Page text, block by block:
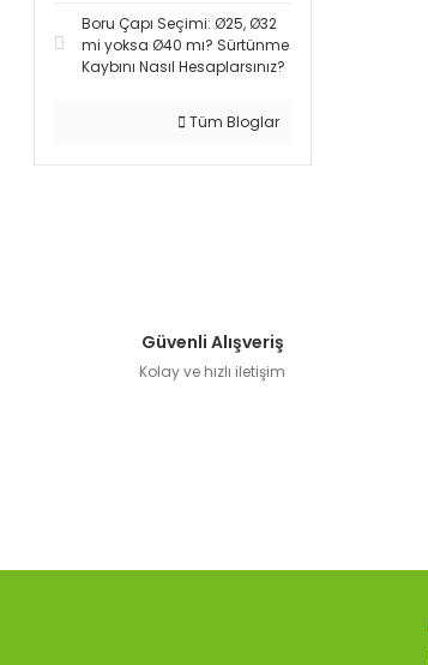
Boru Çapı Seçimi: Ø25, Ø32
mi yoksa Ø40 mı? Sürtünme
Kaybını Nasıl Hesaplarsınız?
Tüm Bloglar
Güvenli Alışveriş
Kolay ve hızlı iletişim